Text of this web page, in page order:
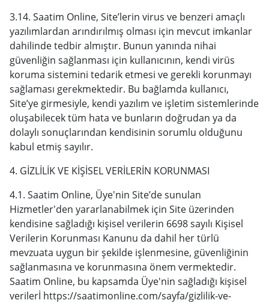
3.14. Saatim Online, Site’lerin virus ve benzeri amaçlı
yazılımlardan arındırılmış olması için mevcut imkanlar
dahilinde tedbir almıştır. Bunun yanında nihai
güvenliğin sağlanması için kullanıcının, kendi virüs
koruma sistemini tedarik etmesi ve gerekli korunmayı
sağlaması gerekmektedir. Bu bağlamda kullanıcı,
Site’ye girmesiyle, kendi yazılım ve işletim sistemlerinde
oluşabilecek tüm hata ve bunların doğrudan ya da
dolaylı sonuçlarından kendisinin sorumlu olduğunu
kabul etmiş sayılır.
4. GİZLİLİK VE KİŞİSEL VERİLERİN KORUNMASI
4.1. Saatim Online, Üye'nin Site’de sunulan
Hizmetler'den yararlanabilmek için Site üzerinden
kendisine sağladığı kişisel verilerin 6698 sayılı Kişisel
Verilerin Korunması Kanunu da dahil her türlü
mevzuata uygun bir şekilde işlenmesine, güvenliğinin
sağlanmasına ve korunmasına önem vermektedir.
Saatim Online, bu kapsamda Üye'nin sağladığı kişisel
verilerİ https://saatimonline.com/sayfa/gizlilik-ve-